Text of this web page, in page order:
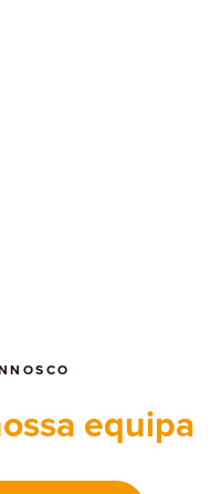
equipa